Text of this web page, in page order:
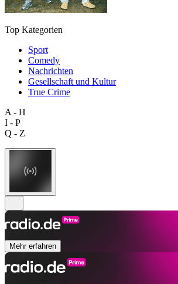
Top Kategorien
Sport
Comedy
Nachrichten
Gesellschaft und Kultur
True Crime
A - H
I - P
Q - Z
Mehr erfahren